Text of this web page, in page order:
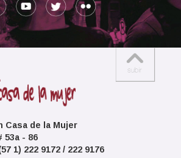
Casa de la Mujer
53a - 86
1) 222 9172 / 222 9176